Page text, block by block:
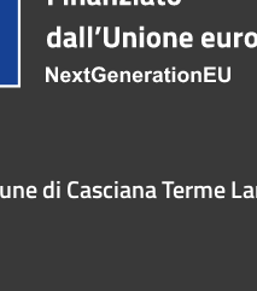
di Casciana Terme